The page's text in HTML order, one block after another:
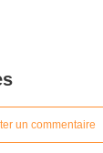
un commentaire